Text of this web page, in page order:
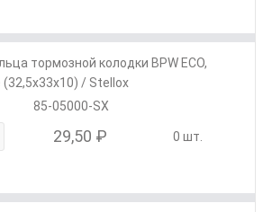
тормозной колодки BPW ЕСО,
(32,5x33x10) / Stellox
85-05000-SX
29,50 ₽ 0 шт.